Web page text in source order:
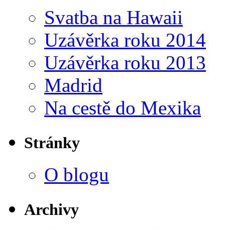
Svatba na Hawaii
Uzávěrka roku 2014
Uzávěrka roku 2013
Madrid
Na cestě do Mexika
Stránky
O blogu
Archivy